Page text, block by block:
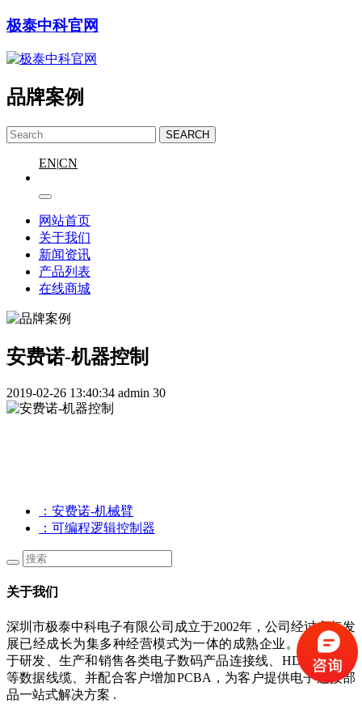
极泰中科官网
品牌案例
SEARCH
EN|CN
网站首页
关于我们
新闻资讯
产品列表
在线商城
安费诺-机器控制
2019-02-26 13:40:34 admin 30
：安费诺-机械臂
：可编程逻辑控制器
关于我们
深圳市极泰中科电子有限公司成立于2002年，公司经过多年发
展已经成长为集多种经营模式为一体的成熟企业。 公司专注
于研发、生产和销售各类电子数码产品连接线、HDMI、USB
等数据线缆、并配合客户增加PCBA，为客户提供电子连接部
品一站式解决方案 .